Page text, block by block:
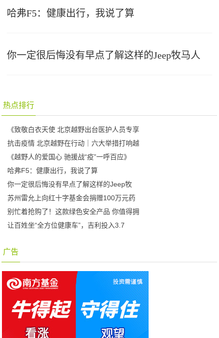
哈弗F5：健康出行，我说了算
你一定很后悔没有早点了解这样的Jeep牧马人
热点排行
《致敬白衣天使 北京越野出台医护人员专享
抗击疫情 北京越野在行动｜六大举措打响越
《越野人的爱国心 驰援战“疫”一呼百应》
哈弗F5：健康出行，我说了算
你一定很后悔没有早点了解这样的Jeep牧
苏州雷允上向红十字基金会捐赠100万元药
别忙着抢购了！这款绿色安全产品 你值得拥
让百姓坐“全方位健康车”，吉利投入3.7
广告